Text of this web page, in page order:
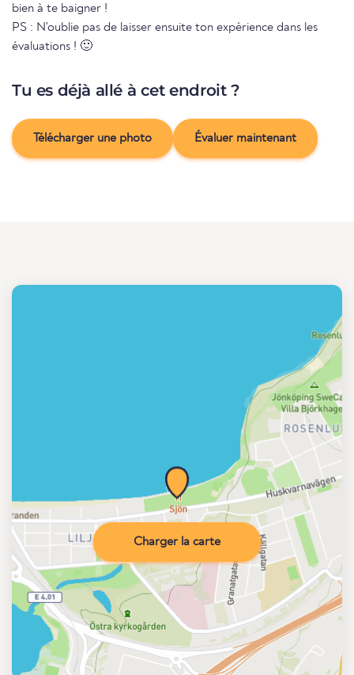
bien à te baigner !
PS : N'oublie pas de laisser ensuite ton expérience dans les
évaluations ! 🙂
Tu es déjà allé à cet endroit ?
Télécharger une photo Évaluer maintenant
Charger la carte